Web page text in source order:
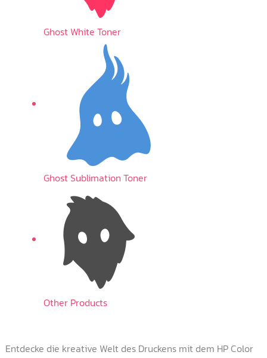
Ghost White Toner
Ghost Sublimation Toner
Other Products
Entdecke die kreative Welt des Druckens mit dem HP Color